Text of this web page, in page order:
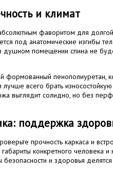
и климат
фаворитом для
под анатомические изгибы
душном помещении спина не
формованный
лучше всего брать
выглядит солидно, но без
поддержка
прочность каркаса и
конкретного человека
и здоровья делятся